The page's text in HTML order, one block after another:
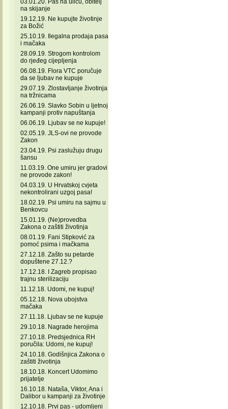
03.01.20. Pas na ulicu, obitelj
na skijanje
19.12.19. Ne kupujte životinje
za Božić
25.10.19. Ilegalna prodaja pasa
i mačaka
28.09.19. Strogom kontrolom
do rjeđeg cijepljenja
06.08.19. Flora VTC poručuje
da se ljubav ne kupuje
29.07.19. Zlostavljanje životinja
na tržnicama
26.06.19. Slavko Sobin u ljetnoj
kampanji protiv napuštanja
06.06.19. Ljubav se ne kupuje!
02.05.19. JLS-ovi ne provode
Zakon
23.04.19. Psi zaslužuju drugu
šansu
11.03.19. One umiru jer gradovi
ne provode zakon!
04.03.19. U Hrvatskoj cvjeta
nekontrolirani uzgoj pasa!
18.02.19. Psi umiru na sajmu u
Benkovcu
15.01.19. (Ne)provedba
Zakona o zaštiti životinja
08.01.19. Fani Stipković za
pomoć psima i mačkama
27.12.18. Zašto su petarde
dopuštene 27.12.?
17.12.18. I Zagreb propisao
trajnu sterilizaciju
11.12.18. Udomi, ne kupuj!
05.12.18. Nova ubojstva
mačaka
27.11.18. Ljubav se ne kupuje
29.10.18. Nagrade herojima
27.10.18. Predsjednica RH
poručila: Udomi, ne kupuj!
24.10.18. Godišnjica Zakona o
zaštiti životinja
18.10.18. Koncert Udomimo
prijatelje
16.10.18. Nataša, Viktor, Ana i
Dalibor u kampanji za životinje
12.10.18. Prvi pas - udomljeni